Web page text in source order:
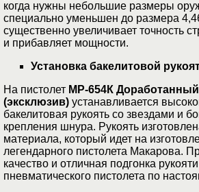
когда нужны небольшие размеры
специально уменьшен до размера
существенно увеличивает точность
и прибавляет мощности.
Установка бакелитовой
На пистолет МР-654К
(эксклюзив) устанавливается
бакелитовая рукоять со звездами и
крепления шнура. Рукоять
материала, который идет на
легендарного пистолета Макарова.
качество и отличная подгонка
пневматического пистолета по